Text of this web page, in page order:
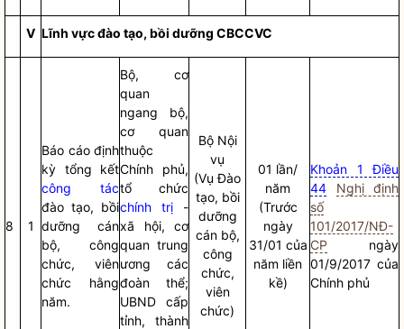
V Lĩnh vực đào tạo, bồi dưỡng CBCCVC
8 1
Báo cáođịnh
kỳ tổng kết
công tác
đào tạo, bồi
dưỡng cán
bộ, công
chức, viên
chức hằng
năm.
Bộ, cơ
quan
ngang bộ,
cơ quan
thuộc
Chính phủ,
tổ chức
chính trị -
xã hội, cơ
quan trung
ương các
đoàn thể;
UBND cấp
tỉnh, thành
Bộ Nội
vụ
(Vụ Đào
tạo, bồi
dưỡng
cán bộ,
công
chức,
viên
chức)
01 lần/
năm
(Trước
ngày
31/01 của
năm liền
kề)
Khoản 1 Điều
44
Nghị định
số
101/2017/NĐ-
CP ngày
01/9/2017 của
Chính phủ